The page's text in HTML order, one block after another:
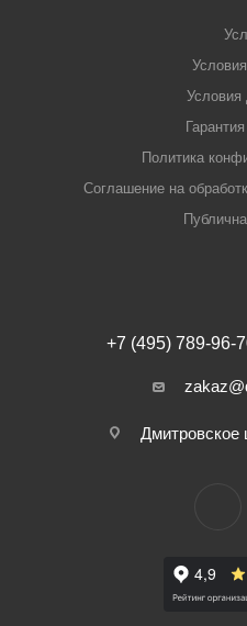
Условия
Политика
Соглашение на
+7 (495) 789-96-